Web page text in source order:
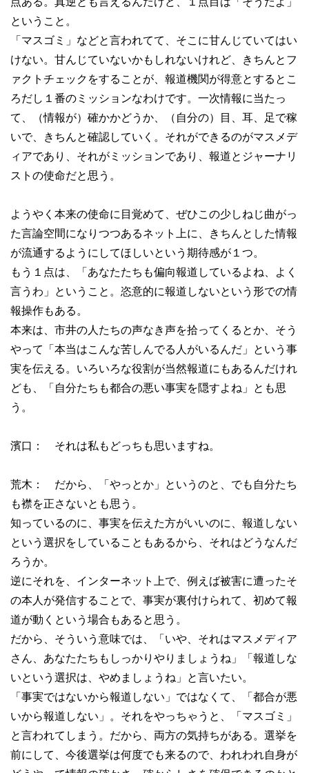
ということ。
「マスゴミ」などと言われてて、そこに甘んじていてはい
けない。甘んじていないかもしれないけれど、きちんとフ
ァクトチェックをすることが、報道機関が得意とするとこ
ろだし１番のミッションなわけです。一次情報に当たっ
て、（情報が）確かかどうか、（自分の）目、耳、足で稼
いで、きちんと確認していく。それができるのがマスメデ
ィアであり、それがミッションであり、報道とジャーナリ
ストの使命だと思う。
ようやく本来の使命に目覚めて、ぜひこの少しねじ曲がっ
た言論空間になりつつあるネット上に、きちんとした情報
が流通するようにしてほしいという期待感が１つ。
もう１点は、「あなたたちも偏向報道しているよね、よく
言うわ」ということ。恣意的に報道しないという形での情
報操作もある。
本来は、市井の人たちの声なき声を拾ってくるとか、そう
やって「本当はこんな苦しんでる人がいるんだ」という事
実を伝える。いろいろな役割が当然報道にもあるんだけれ
ども、「自分たちも都合の悪い事実を隠すよね」とも思
う。
濱口： それは私もどっちも思いますね。
荒木： だから、「やっとか」というのと、でも自分たち
も襟を正さないとも思う。
知っているのに、事実を伝えた方がいいのに、報道しない
という選択をしていることもあるから、それはどうなんだ
ろうか。
逆にそれを、インターネット上で、例えば被害に遭ったそ
の本人が発信することで、事実が裏付けられて、初めて報
道が動くという場合もあると思う。
だから、そういう意味では、「いや、それはマスメディア
さん、あなたたちもしっかりやりましょうね」「報道しな
いという選択は、やめましょうね」と言いたい。
「事実ではないから報道しない」ではなくて、「都合が悪
いから報道しない」。それをやっちゃうと、「マスゴミ」
と言われてしまう。だから、両方の気持ちがある。選挙を
前にして、今後選挙は何度でも来るので、われわれ自身が